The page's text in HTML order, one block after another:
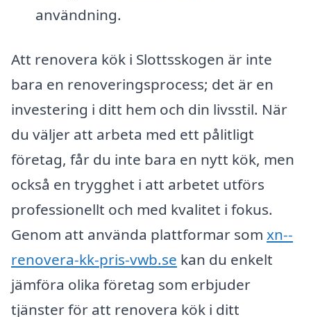
användning.
Att renovera kök i Slottsskogen är inte
bara en renoveringsprocess; det är en
investering i ditt hem och din livsstil. När
du väljer att arbeta med ett pålitligt
företag, får du inte bara en nytt kök, men
också en trygghet i att arbetet utförs
professionellt och med kvalitet i fokus.
Genom att använda plattformar som xn--
renovera-kk-pris-vwb.se kan du enkelt
jämföra olika företag som erbjuder
tjänster för att renovera kök i ditt